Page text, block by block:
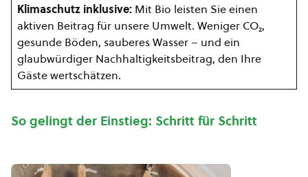
Klimaschutz inklusive: Mit Bio leisten Sie einen
aktiven Beitrag für unsere Umwelt. Weniger CO₂,
gesunde Böden, sauberes Wasser – und ein
glaubwürdiger Nachhaltigkeitsbeitrag, den Ihre
Gäste wertschätzen.
So gelingt der Einstieg: Schritt für Schritt